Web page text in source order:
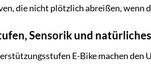
die nicht plötzlich abreißen,
Sensorik und
E-Bike machen den